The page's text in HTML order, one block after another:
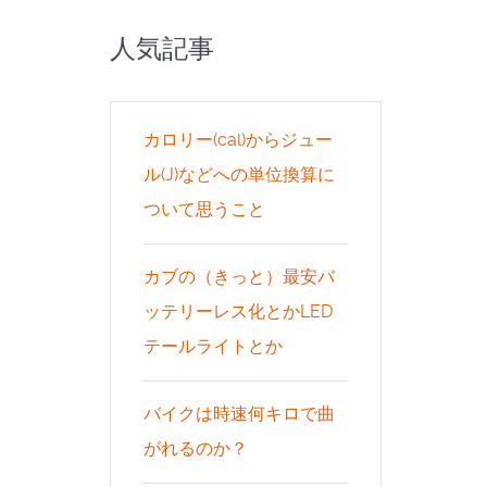
人気記事
カロリー(cal)からジュー
ル(J)などへの単位換算に
ついて思うこと
カブの（きっと）最安バ
ッテリーレス化とかLED
テールライトとか
バイクは時速何キロで曲
がれるのか？